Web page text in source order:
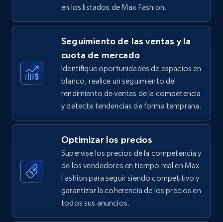
5.6K+ 874+ Comenzar ahora
TikTok Shop
URL, Title, Available, Description, Currency, Initial
price, Final price, Discount percent, and more.
5.4K+ 667+ Comenzar ahora
TikTok Shop - category
URL, Title, Available, Description, Currency, Initial
price, Final price, Discount percent, and more.
en los listados de Max Fashion.
Seguimiento de las ventas y la
cuota de mercado
Identifique oportunidades de espacios en
blanco, realice un seguimiento del
rendimiento de ventas de la competencia
y detecte tendencias de forma temprana.
Optimizar los precios
Supervise los precios de la competencia y
de los vendedores en tiempo real en Max
Fashion para seguir siendo competitivo y
garantizar la coherencia de los precios en
todos sus anuncios.